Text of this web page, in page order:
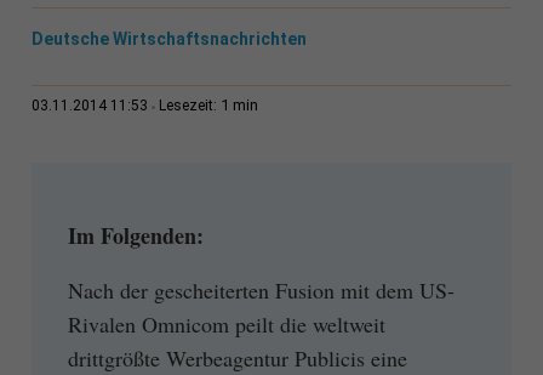
Deutsche Wirtschaftsnachrichten
03.11.2014 11:53 Lesezeit: 1 min
Im Folgenden:
Nach der gescheiterten Fusion mit dem US-
Rivalen Omnicom peilt die weltweit
drittgrößte Werbeagentur Publicis eine